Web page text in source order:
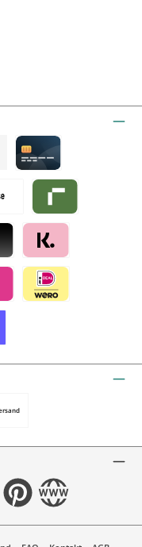
Riverty by mollie
Klarna by mollie
Credit card by mollie
PinterestWebsite